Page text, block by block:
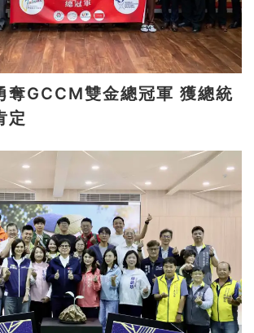
雙金總冠軍 獲總統
定